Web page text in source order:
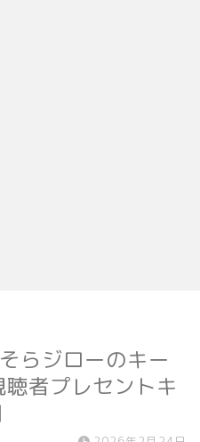
らジローのキー
者プレセントキ